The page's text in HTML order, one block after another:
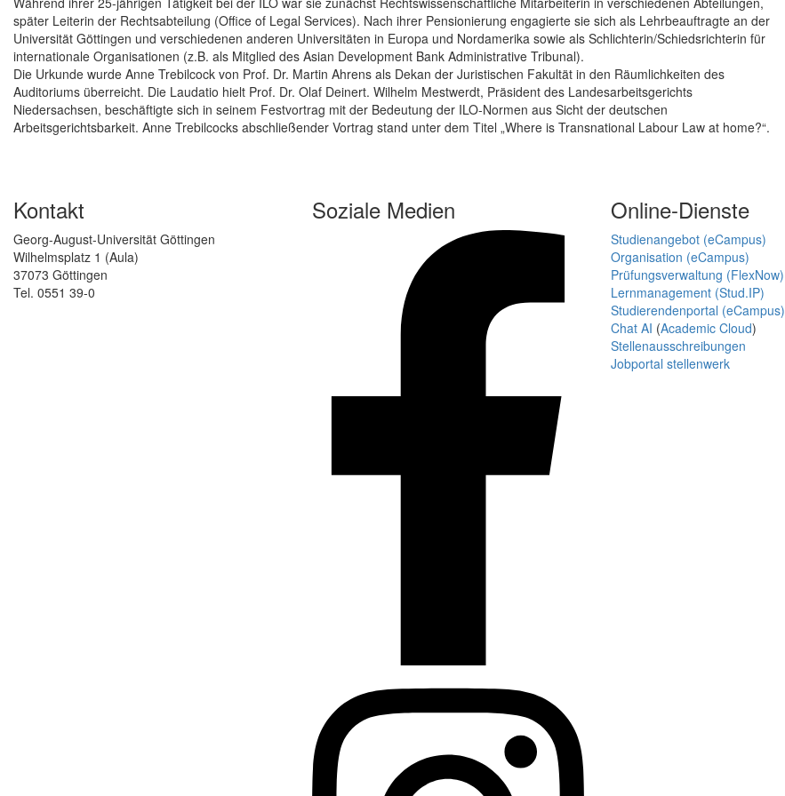
später Leiterin der Rechtsabteilung (Office of Legal Services). Nach ihrer Pensionierung engagierte sie sich als Lehrbeauftragte an der
Universität Göttingen und verschiedenen anderen Universitäten in Europa und Nordamerika sowie als Schlichterin/Schiedsrichterin für
internationale Organisationen (z.B. als Mitglied des Asian Development Bank Administrative Tribunal).
Die Urkunde wurde Anne Trebilcock von Prof. Dr. Martin Ahrens als Dekan der Juristischen Fakultät in den Räumlichkeiten des
Auditoriums überreicht. Die Laudatio hielt Prof. Dr. Olaf Deinert. Wilhelm Mestwerdt, Präsident des Landesarbeitsgerichts
Niedersachsen, beschäftigte sich in seinem Festvortrag mit der Bedeutung der ILO-Normen aus Sicht der deutschen
Arbeitsgerichtsbarkeit. Anne Trebilcocks abschließender Vortrag stand unter dem Titel „Where is Transnational Labour Law at home?“.
Kontakt
Georg-August-Universität Göttingen
Wilhelmsplatz 1 (Aula)
37073 Göttingen
Tel. 0551 39-0
Soziale Medien Online-Dienste
Studienangebot (eCampus)
Organisation (eCampus)
Prüfungsverwaltung (FlexNow)
Lernmanagement (Stud.IP)
Studierendenportal (eCampus)
Chat AI (Academic Cloud)
Stellenausschreibungen
Jobportal stellenwerk